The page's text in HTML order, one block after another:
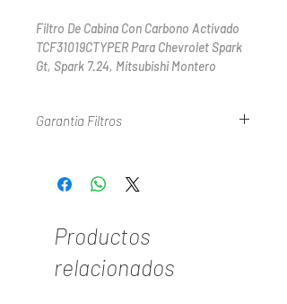
Filtro De Cabina Con Carbono Activado
TCF31019CTYPER Para Chevrolet Spark
Gt, Spark 7.24, Mitsubishi Montero
Garantia Filtros
WWW.TYPER.COM.CO La informaci?
contenida en este cat?ogo se puede
responsabilidad final de la instalaci?,
aplicaci? y montaje de los filtros es
directa del tecnico de mantenimiento.
Productos
relacionados